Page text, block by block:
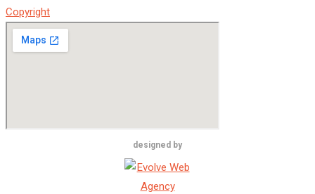
Copyright
designed by